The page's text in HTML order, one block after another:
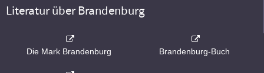
Literatur über Brandenburg
Die Mark Brandenburg Brandenburg-Buch